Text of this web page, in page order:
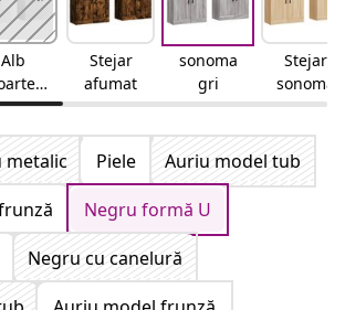
Alb
Stejar
afumat
sonoma
gri
Stejar
sonoma
metalic Piele
Auriu model tub
Negru formă U
Negru cu canelură